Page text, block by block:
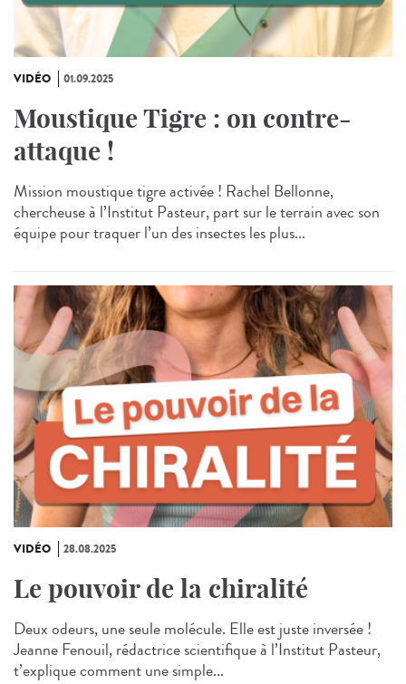
VIDÉO 01.09.2025
Moustique Tigre : on contre-
attaque !
Mission moustique tigre activée ! Rachel Bellonne,
chercheuse à l’Institut Pasteur, part sur le terrain avec son
équipe pour traquer l’un des insectes les plus...
VIDÉO 28.08.2025
Le pouvoir de la chiralité
Deux odeurs, une seule molécule. Elle est juste inversée !
Jeanne Fenouil, rédactrice scientifique à l’Institut Pasteur,
t’explique comment une simple...